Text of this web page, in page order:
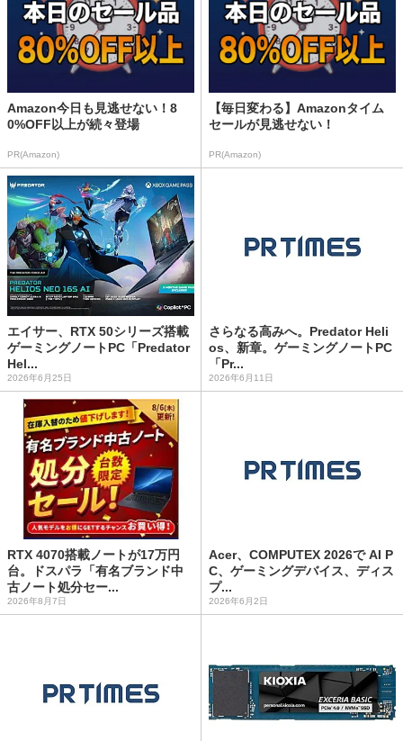
Amazon今日も見逃せない！8
0%OFF以上が続々登場
PR(Amazon)
【毎日変わる】Amazonタイム
セールが見逃せない！
PR(Amazon)
エイサー、RTX 50シリーズ搭載
ゲーミングノートPC「Predator
Hel...
2026年6月25日
さらなる高みへ。Predator Heli
os、新章。ゲーミングノートPC
「Pr...
2026年6月11日
RTX 4070搭載ノートが17万円
台。ドスパラ「有名ブランド中
古ノート処分セー...
2026年8月7日
Acer、COMPUTEX 2026で AI P
C、ゲーミングデバイス、ディス
プ...
2026年6月2日